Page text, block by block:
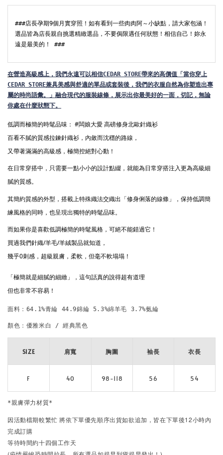
###店長孕期9個月實穿照！如有看到一些肉肉阿～小缺點，請大家包涵！
選品皆為店長親自挑選精緻選品，不要侷限遇任何狀態！相信自己！妳永
遠是最美的！ ###
在營造高級感上，我們永遠可以相信CEDAR STORE帶來的高價值「當你穿上
CEDAR STORE兼具美感與舒適的單品或套裝後，我們的衣服自然為你塑造出專
屬的時尚語彙。」 融合現代的服裝線條，展示出你最美好的一面，切記，無論
你處在什麼狀態下。
低調而極簡的時髦品味： #闆娘大愛 高磅修身北歐針織衫
百看不膩的質感拉鍊針織衫，內斂而沈穩的路線，
又帶著滿滿的高級感，極簡控絕對心動！
在日常穿搭中，只需要一點小小的設計點綴，就能為日常穿搭注入更為高級細
膩的質感。
其簡約質感的外型，搭載上特殊織法交織出「修身俐落的線條」，保持低調簡
練風格的同時，也呈現出獨特的時髦品味。
而如果你是喜歡低調極簡的時髦風格，可絕不能錯過它！
買過我們針織/羊毛/羊絨製品就知道，
幾乎0刺感，超級親膚，柔軟，但毫不軟塌塌！
「極簡就是細膩的細緻」，這句話真的說得超有道理
但也非常不容易！
面料：64.1%青綸 44.9錦綸 5.3%綿羊毛 3.7%氨綸
顏色：優雅米白 / 經典黑色
SIZE 肩寬 胸圍 袖長 衣長
F 40 98-118 56 54
*親膚彈力材質*
因活動檔期較繁忙將依下單優先順序出貨如欲追加，皆在下單後12小時內
完成訂購
等待時間約十四個工作天